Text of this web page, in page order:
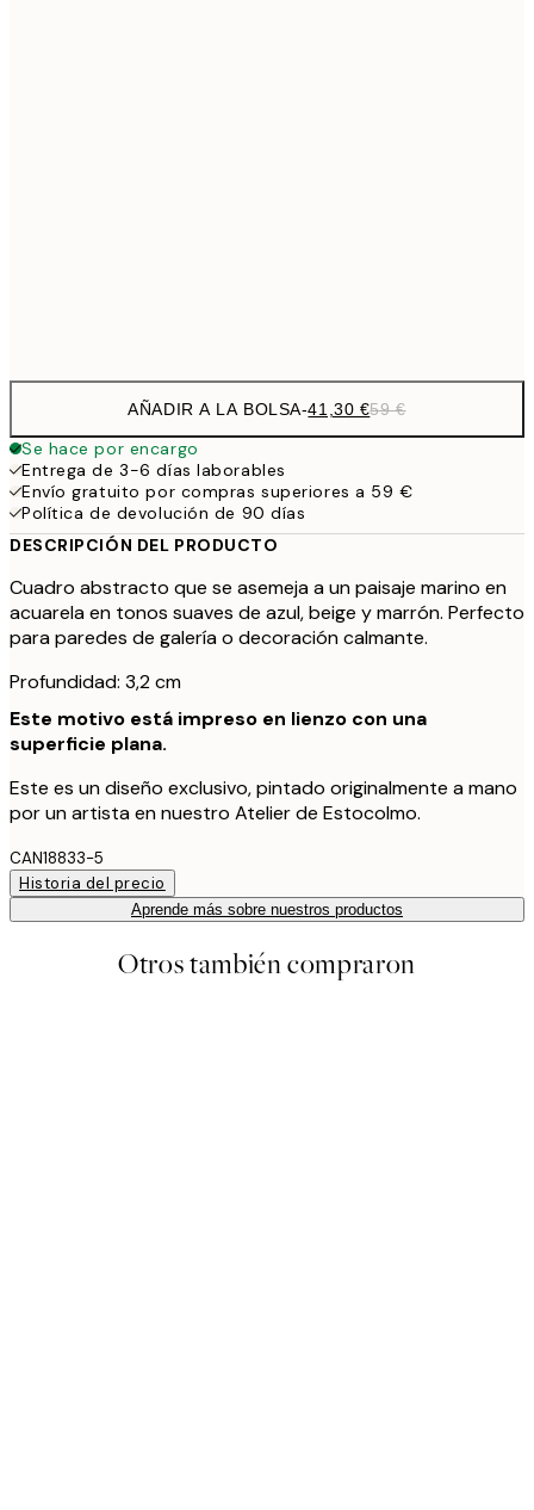
AÑADIR A LA BOLSA-41,30 €59 €
Se hace por encargo
Entrega de 3-6 días laborables
Envío gratuito por compras superiores a 59 €
Política de devolución de 90 días
DESCRIPCIÓN DEL PRODUCTO
Cuadro abstracto que se asemeja a un paisaje marino en
acuarela en tonos suaves de azul, beige y marrón. Perfecto
para paredes de galería o decoración calmante.
Profundidad: 3,2 cm
Este motivo está impreso en lienzo con una
superficie plana.
Este es un diseño exclusivo, pintado originalmente a mano
por un artista en nuestro Atelier de Estocolmo.
CAN18833-5
Historia del precio
Aprende más sobre nuestros productos
Otros también compraron